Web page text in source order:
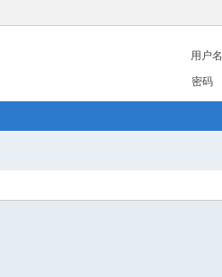
用户名
密码